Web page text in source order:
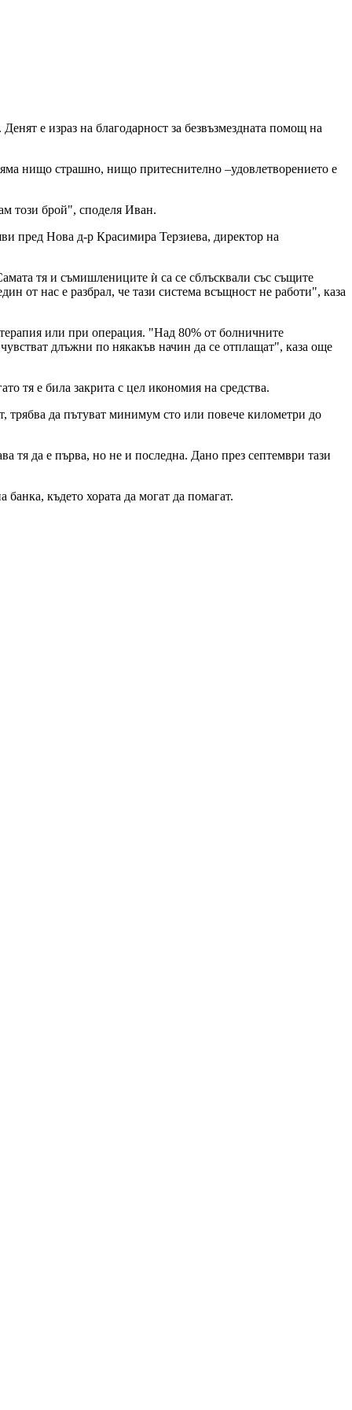
е израз на благодарност за безвъзмездната помощ на
нищо страшно, нищо притеснително –удовлетворението е
този брой", споделя Иван.
пред Нова д-р Красимира Терзиева, директор на
тя и съмишлениците ѝ са се сблъсквали със същите
от нас e разбрал, че тази система всъщност не работи", каза
или при операция. "Над 80% от болничните
длъжни по някакъв начин да се отплащат", каза още
тя е била закрита с цел икономия на средства.
трябва да пътуват минимум сто или повече километри до
тя да е първа, но не и последна. Дано през септември тази
където хората да могат да помагат.